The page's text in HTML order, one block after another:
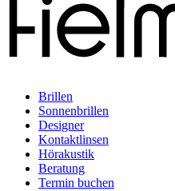
Brillen
Sonnenbrillen
Designer
Kontaktlinsen
Hörakustik
Beratung
Termin buchen